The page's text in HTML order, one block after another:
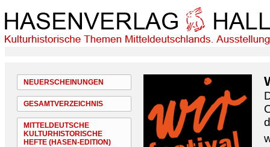
NEUERSCHEINUNGEN
GESAMTVERZEICHNIS
MITTELDEUTSCHE
KULTURHISTORISCHE
HEFTE (HASEN-EDITION)